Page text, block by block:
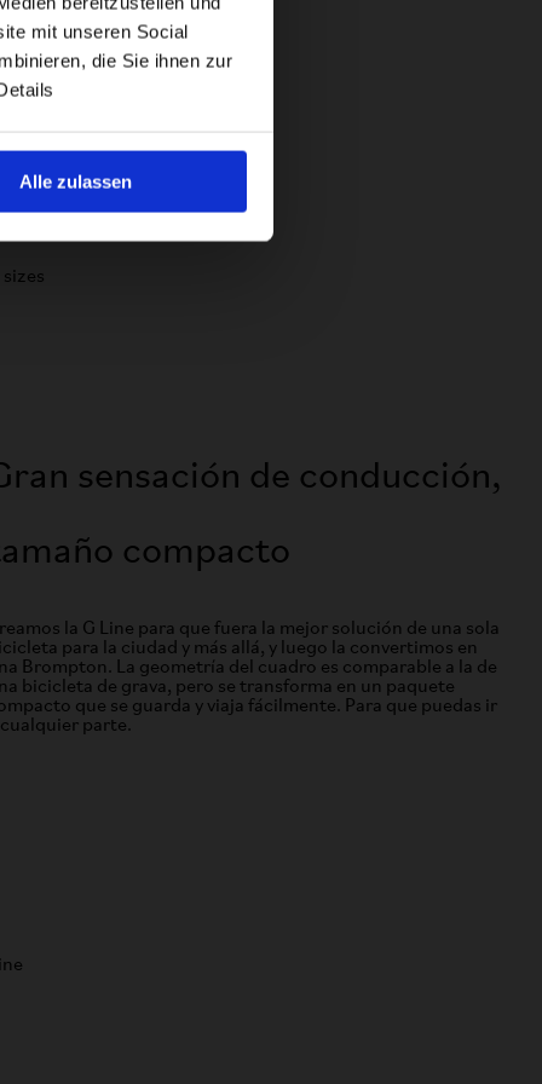
mit unseren Social
die Sie ihnen zur
Alle zulassen
sensación de conducción,
compacto
la G Line para que fuera la mejor solución de una sola
para la ciudad y más allá, y luego la convertimos en
Brompton. La geometría del cuadro es comparable a la de
bicicleta de grava, pero se transforma en un paquete
que se guarda y viaja fácilmente. Para que puedas ir
parte.